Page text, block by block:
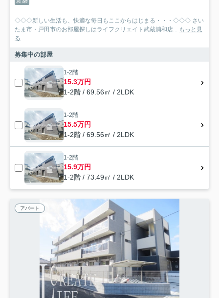
◇◇◇新しい生活も、快適な毎日もここからはじまる・・・◇◇◇ さい
たま市・戸田市のお部屋探しはライフクリエイト武蔵浦和店... もっと見
る
募集中の部屋
1-2階
15.3万円
1-2階 / 69.56㎡ / 2LDK
1-2階
15.5万円
1-2階 / 69.56㎡ / 2LDK
1-2階
15.9万円
1-2階 / 73.49㎡ / 2LDK
アパート